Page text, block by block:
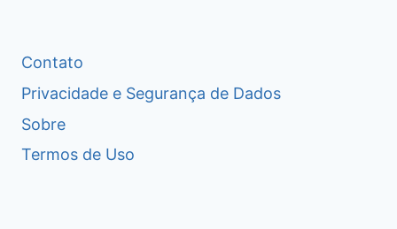
Contato
Privacidade e Segurança de Dados
Sobre
Termos de Uso